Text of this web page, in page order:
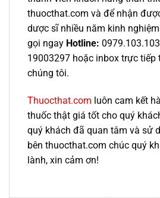
thuocthat.com và để nhận
dược sĩ nhiều năm kinh
gọi ngay Hotline:
19003297 hoặc inbox trực tiếp
chúng tôi.
Thuocthat.com luôn cam kết
thuốc thật giá tốt cho quý
quý khách đã quan tâm và sử
bên thuocthat.com chúc quý
lành, xin cảm ơn!